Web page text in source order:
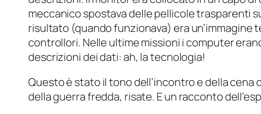
meccanico spostava delle pellicole trasparenti
risultato (quando funzionava) era un’immagine
controllori. Nelle ultime missioni i computer
descrizioni dei dati: ah, la tecnologia!
Questo è stato il tono dell’incontro e della
della guerra fredda, risate. E un racconto